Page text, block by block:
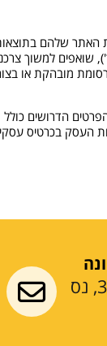
האתר שלהם
שואפים למשוך
מובהקת או
הדרושים
העסק בכרטיס
רח' הרצל 3, נס